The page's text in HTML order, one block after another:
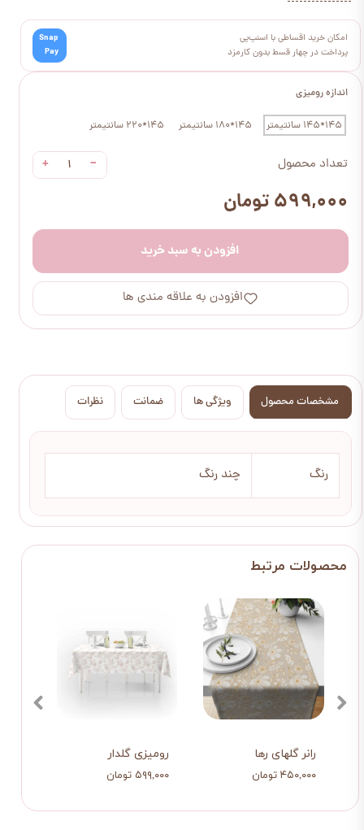
اندازه رومیزی
145*145 سانتیمتر 145*180 سانتیمتر 145*220 سانتیمتر
تعداد محصول −
+
۵۹۹,۰۰۰ تومان
افزودن به سبد خرید
افزودن به علاقه مندی ها
امکان خرید اقساطی با اسنپ‌پی
پرداخت در چهار قسط بدون کارمزد
Snap
Pay
مشخصات محصول ویژگی ها ضمانت نظرات
رنگ چند رنگ
رومیزی گلدار
۵۹۹,۰۰۰ تومان
رانر گلهای رها
۴۵۰,۰۰۰ تومان